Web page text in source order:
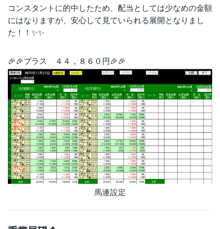
コンスタントに的中したため、配当としては少なめの金額
にはなりますが、安心して見ていられる展開となりまし
た！！✨✨
🎉🎉プラス ４４，８６０円🎉🎉
馬連設定